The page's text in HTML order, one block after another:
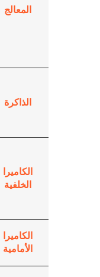
المعالج
الذاكرة
الكاميرا
الخلفية
الكاميرا
الأمامية